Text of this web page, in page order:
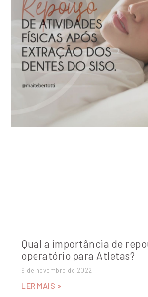
Qual a importância de
operatório para Atletas?
9 de novembro de 2022
LER MAIS »